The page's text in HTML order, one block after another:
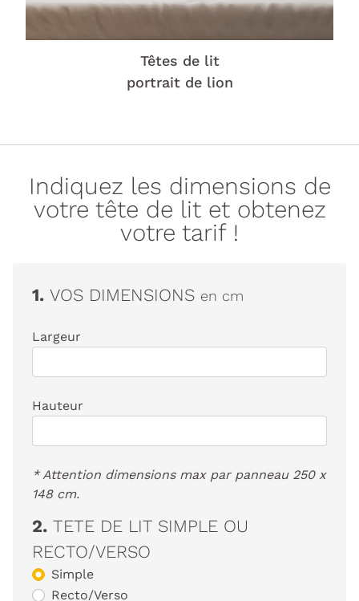
Têtes de lit
portrait de lion
Indiquez les dimensions de
votre tête de lit et obtenez
votre tarif !
1. VOS DIMENSIONS en cm
Largeur
Hauteur
* Attention dimensions max par panneau 250 x
148 cm.
2. TETE DE LIT SIMPLE OU
RECTO/VERSO
Simple
Recto/Verso